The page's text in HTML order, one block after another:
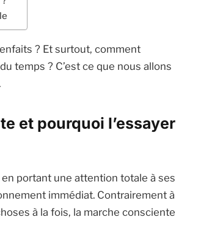
? Et surtout, comment
temps ? C’est ce que nous allons
et pourquoi l’essayer
portant une attention totale à ses
immédiat. Contrairement à
à la fois, la marche consciente